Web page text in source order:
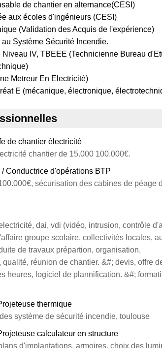
de chantier en alternance(CESI)
aux écoles d'ingénieurs (CESI)
(Validation des Acquis de l'expérience)
Système Sécurité Incendie.
IV, TBEEE (Technicienne Bureau
Metreur En Electricité)
E (mécanique, électronique,
de chantier électricité
chantier de 15.000 100.000€.
/ Conductrice d'opérations BTP
sécurisation des cabines de péage
dai, vdi (vidéo, intrusion, contrôle
groupe scolaire, collectivités locales,
de travaux prépartion, organisation,
réunion de chantier. &#; devis, offre
heures, logiciel de plannification. &#;
thermique
système de sécurité incendie, toulouse
calculateur en structure
d'implantations, armoires, choix des